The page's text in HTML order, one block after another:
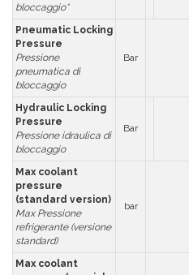
bloccaggio*
Pneumatic Locking
Pressure
Pressione
pneumatica di
bloccaggio
Bar
Hydraulic Locking
Pressure
Pressione idraulica di
bloccaggio
Bar
Max coolant
pressure
(standard version)
Max Pressione
refrigerante (versione
standard)
bar
Max coolant